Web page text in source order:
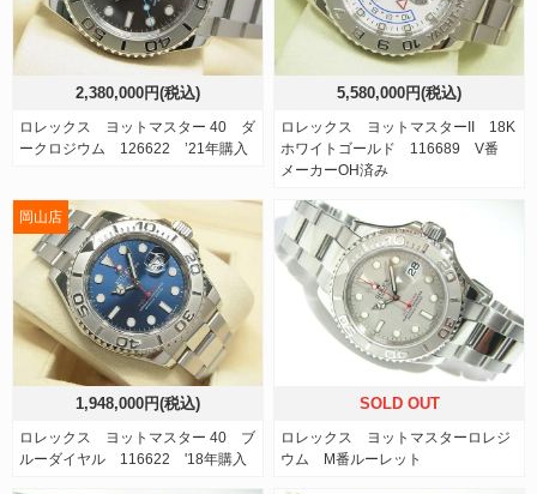
2,380,000円(税込)
ロレックス ヨットマスター 40 ダ
ークロジウム 126622 ’21年購入
5,580,000円(税込)
ロレックス ヨットマスターII 18K
ホワイトゴールド 116689 V番
メーカーOH済み
1,948,000円(税込)
ロレックス ヨットマスター 40 ブ
ルーダイヤル 116622 '18年購入
岡山店
SOLD OUT
ロレックス ヨットマスターロレジ
ウム M番ルーレット